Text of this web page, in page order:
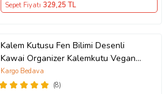
Sepet Fiyatı 329,25 TL
Kalem Kutusu Fen Bilimi Desenli
Kawai Organizer Kalemkutu Vegan
Deri Üç Bölmeli Kalemlik
(8)
Kargo Bedava